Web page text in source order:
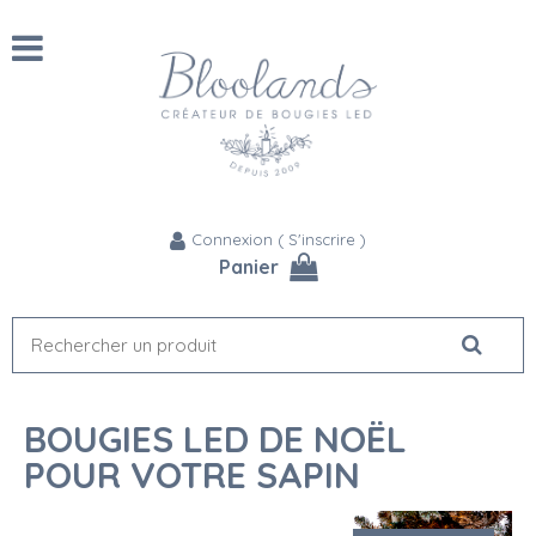
Connexion ( S'inscrire )
Panier
BOUGIES LED DE NOËL
POUR VOTRE SAPIN